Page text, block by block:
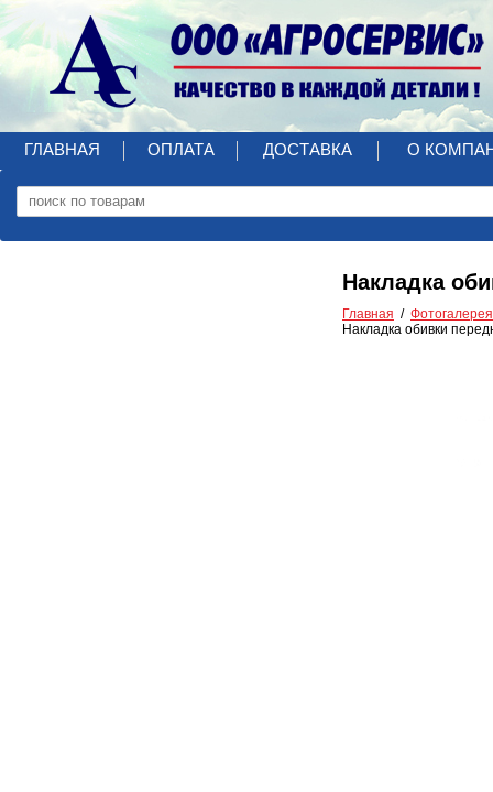
ГЛАВНАЯ ОПЛАТА ДОСТАВКА О
Накладка
Главная
Фотогалерея
Накладка обивки